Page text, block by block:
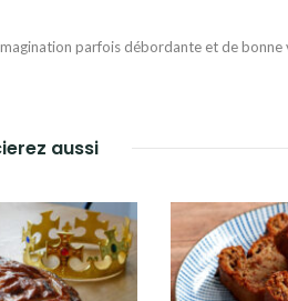
parfois débordante et de
aussi